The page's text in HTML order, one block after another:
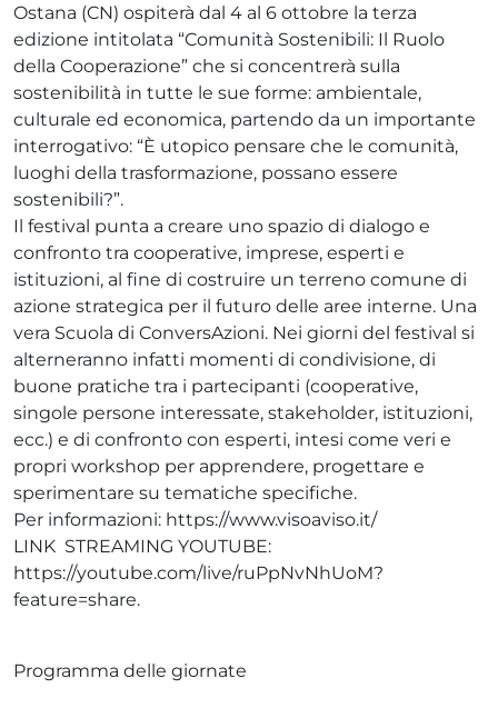
Ostana (CN) ospiterà dal 4 al 6 ottobre la terza
edizione intitolata “Comunità Sostenibili: Il Ruolo
della Cooperazione” che si concentrerà sulla
sostenibilità in tutte le sue forme: ambientale,
culturale ed economica, partendo da un importante
interrogativo: “È utopico pensare che le comunità,
luoghi della trasformazione, possano essere
sostenibili?”.
Il festival punta a creare uno spazio di dialogo e
confronto tra cooperative, imprese, esperti e
istituzioni, al fine di costruire un terreno comune di
azione strategica per il futuro delle aree interne. Una
vera Scuola di ConversAzioni. Nei giorni del festival si
alterneranno infatti momenti di condivisione, di
buone pratiche tra i partecipanti (cooperative,
singole persone interessate, stakeholder, istituzioni,
ecc.) e di confronto con esperti, intesi come veri e
propri workshop per apprendere, progettare e
sperimentare su tematiche specifiche.
Per informazioni: https://www.visoaviso.it/
LINK STREAMING YOUTUBE:
https://youtube.com/live/ruPpNvNhUoM?
feature=share.
Programma delle giornate